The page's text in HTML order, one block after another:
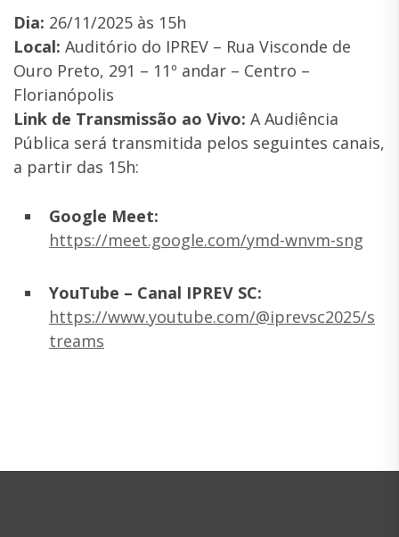
Dia: 26/11/2025 às 15h
Local: Auditório do IPREV – Rua Visconde de
Ouro Preto, 291 – 11º andar – Centro –
Florianópolis
Link de Transmissão ao Vivo: A Audiência
Pública será transmitida pelos seguintes canais,
a partir das 15h:
Google Meet:
https://meet.google.com/ymd-wnvm-sng
YouTube – Canal IPREV SC:
https://www.youtube.com/@iprevsc2025/s
treams